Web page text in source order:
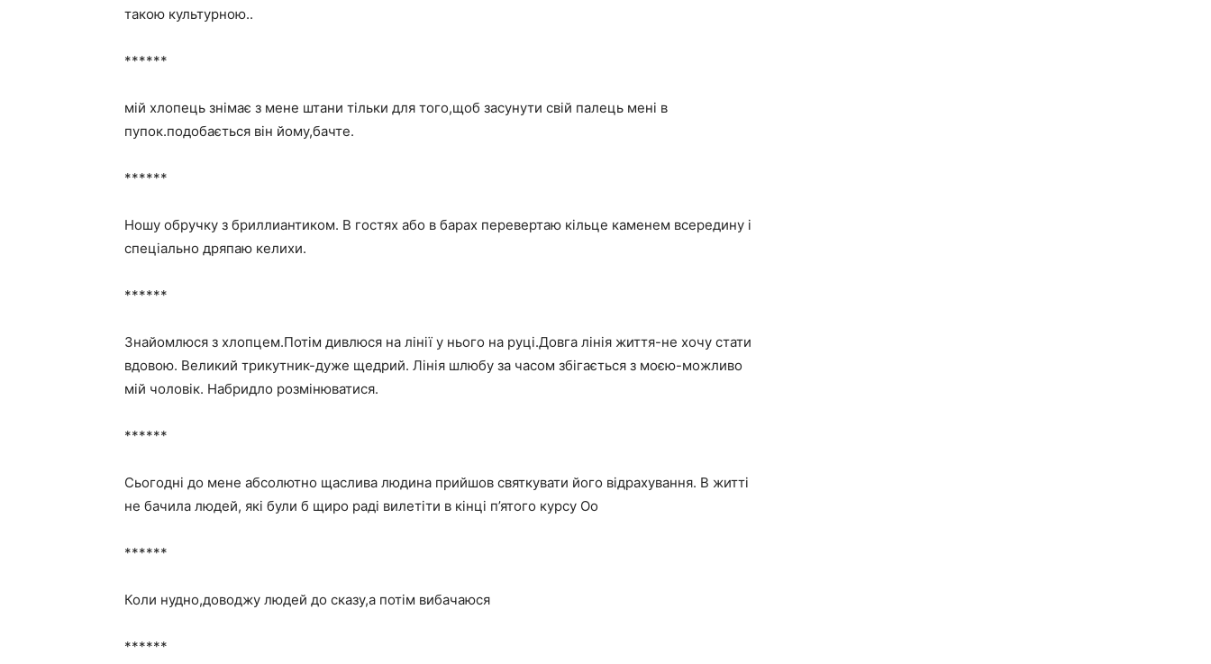
такою культурною..
******
мій хлопець знімає з мене штани тільки для того,щоб засунути свій палець мені в
пупок.подобається він йому,бачте.
******
Ношу обручку з бриллиантиком. В гостях або в барах перевертаю кільце каменем всередину і
спеціально дряпаю келихи.
******
Знайомлюся з хлопцем.Потім дивлюся на лінії у нього на руці.Довга лінія життя-не хочу стати
вдовою. Великий трикутник-дуже щедрий. Лінія шлюбу за часом збігається з моєю-можливо
мій чоловік. Набридло розмінюватися.
******
Сьогодні до мене абсолютно щаслива людина прийшов святкувати його відрахування. В житті
не бачила людей, які були б щиро раді вилетіти в кінці п’ятого курсу Оо
******
Коли нудно,доводжу людей до сказу,а потім вибачаюся
******